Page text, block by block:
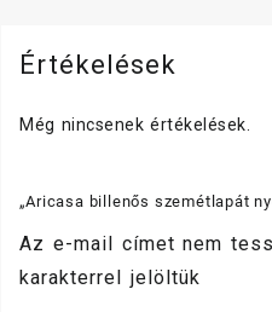
Értékelések
Még nincsenek értékelések.
„Aricasa billenős szemétlapát
Az e-mail címet nem
karakterrel jelöltük